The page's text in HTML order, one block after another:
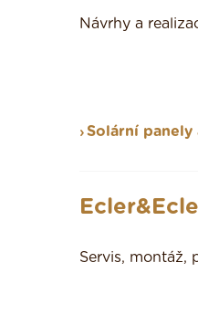
Návrhy a
Solární panely
Servis, montáž,